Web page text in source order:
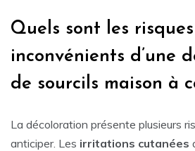
Quels sont les
inconvénients d’une
de sourcils maison à
La décoloration présente plusieurs
anticiper. Les irritations cutanées